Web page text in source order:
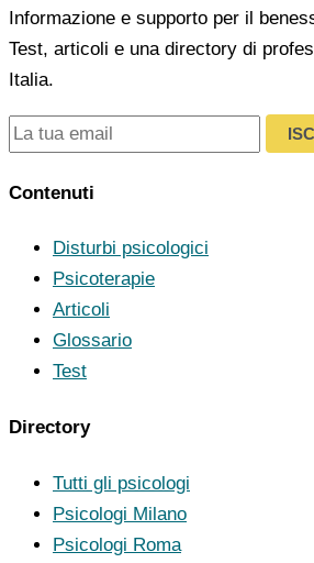
Informazione e supporto per il
Test, articoli e una directory di
Italia.
Contenuti
Disturbi psicologici
Psicoterapie
Articoli
Glossario
Test
Directory
Tutti gli psicologi
Psicologi Milano
Psicologi Roma